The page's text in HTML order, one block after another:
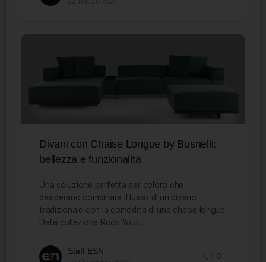
Divani con Chaise Longue by Busnelli:
bellezza e funzionalità
Una soluzione perfetta per coloro che
desiderano combinare il lusso di un divano
tradizionale con la comodità di una chaise longue
Dalla collezione Rock Your…
Staff ESN
0